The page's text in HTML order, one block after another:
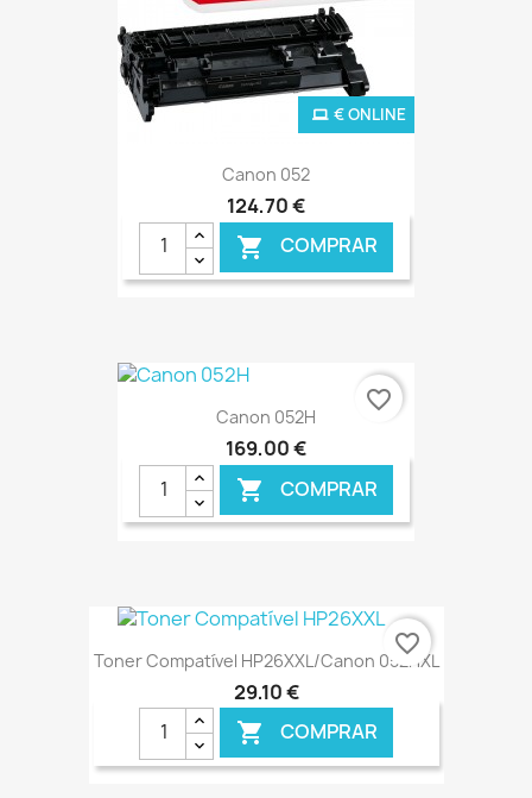
Canon 052
124,70 €
 COMPRAR
€ ONLINE
Canon 052H
169,00 €
 COMPRAR
€ ONLINE
favorite_border
Toner Compatível HP26XXL/Canon 052HXL
29,10 €
 COMPRAR
favorite_border